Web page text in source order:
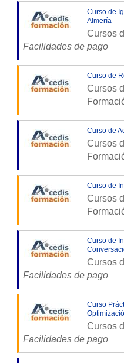
Curso de
Almería
Cursos
Facilidades de pago
Curso de
Cursos
Curso de
Cursos
Curso de
Cursos
Curso de
Cursos
Facilidades de pago
Curso
Cursos
Facilidades de pago